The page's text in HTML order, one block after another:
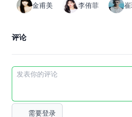
金甫美
李侑菲
评论
需要登录